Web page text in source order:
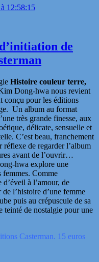
12:58:15
de
Histoire couleur terre,
Dong-hwa nous revient
conçu pour les éditions
Un album au format
très grande finesse, aux
délicate, sensuelle et
C’est beau, franchement
réflexe de regarder l’album
avant de l’ouvrir…
hwa explore une
femmes. Comme
d’éveil à l’amour, de
l’histoire d’une femme
puis au crépuscule de sa
teinté de nostalgie pour une
Casterman. 15 euros